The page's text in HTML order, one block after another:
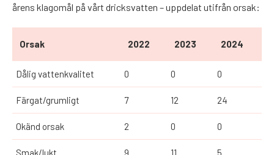
årens klagomål på vårt dricksvatten – uppdelat utifrån orsak:
Orsak 2022 2023 2024
Dålig vattenkvalitet 0 0 0
Färgat/grumligt 7 12 24
Okänd orsak 2 0 0
Smak/lukt 9 11 5